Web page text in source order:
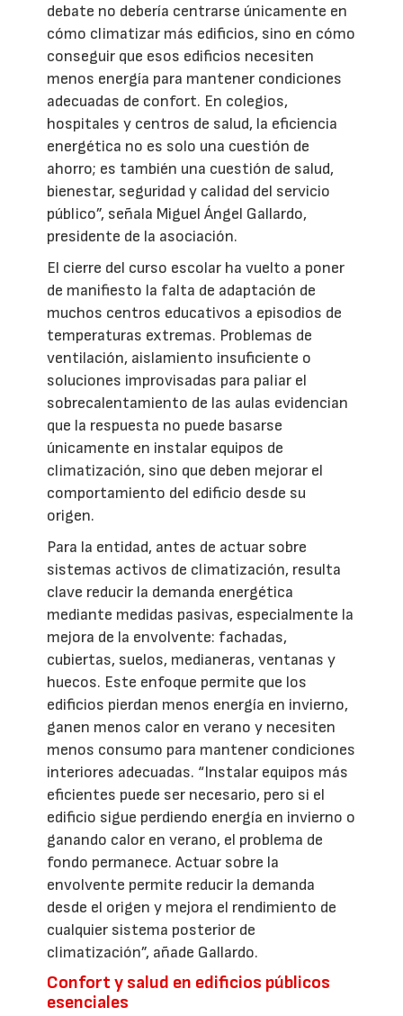
debate no debería centrarse únicamente en
cómo climatizar más edificios, sino en cómo
conseguir que esos edificios necesiten
menos energía para mantener condiciones
adecuadas de confort. En colegios,
hospitales y centros de salud, la eficiencia
energética no es solo una cuestión de
ahorro; es también una cuestión de salud,
bienestar, seguridad y calidad del servicio
público”, señala Miguel Ángel Gallardo,
presidente de la asociación.
El cierre del curso escolar ha vuelto a poner
de manifiesto la falta de adaptación de
muchos centros educativos a episodios de
temperaturas extremas. Problemas de
ventilación, aislamiento insuficiente o
soluciones improvisadas para paliar el
sobrecalentamiento de las aulas evidencian
que la respuesta no puede basarse
únicamente en instalar equipos de
climatización, sino que deben mejorar el
comportamiento del edificio desde su
origen.
Para la entidad, antes de actuar sobre
sistemas activos de climatización, resulta
clave reducir la demanda energética
mediante medidas pasivas, especialmente la
mejora de la envolvente: fachadas,
cubiertas, suelos, medianeras, ventanas y
huecos. Este enfoque permite que los
edificios pierdan menos energía en invierno,
ganen menos calor en verano y necesiten
menos consumo para mantener condiciones
interiores adecuadas. “Instalar equipos más
eficientes puede ser necesario, pero si el
edificio sigue perdiendo energía en invierno o
ganando calor en verano, el problema de
fondo permanece. Actuar sobre la
envolvente permite reducir la demanda
desde el origen y mejora el rendimiento de
cualquier sistema posterior de
climatización”, añade Gallardo.
Confort y salud en edificios públicos
esenciales